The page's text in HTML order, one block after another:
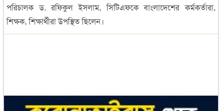
পরিচালক ড. রফিকুল ইসলাম, সিটিএফকে বাংলাদেশের কর্মকর্তারা,
শিক্ষক, শিক্ষার্থীরা উপস্থিত ছিলেন।